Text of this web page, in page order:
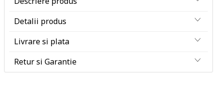
Detalii produs
Livrare si plata
Retur si Garantie